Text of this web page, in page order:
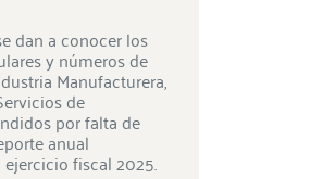
dan a conocer los
y números de
Manufacturera,
de
por falta de
anual
fiscal 2025.